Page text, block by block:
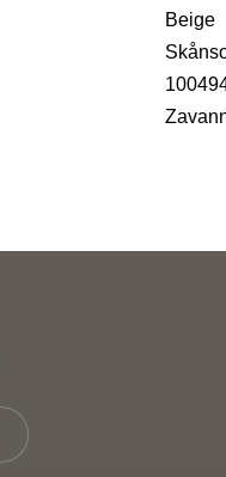
Beige